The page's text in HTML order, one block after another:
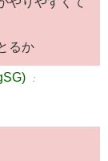
るか
：